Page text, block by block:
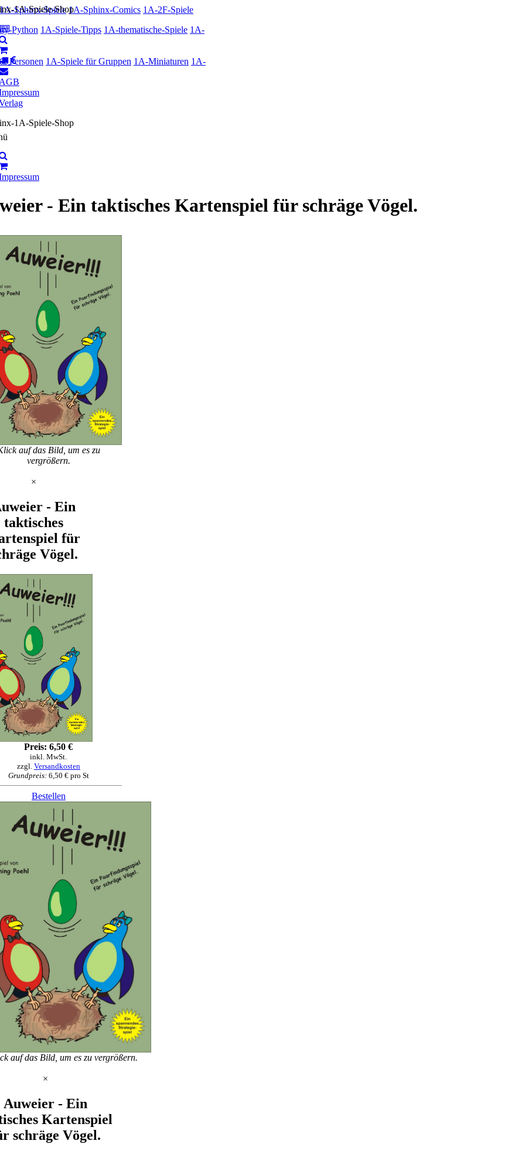
1A-Sphinx-Spiele 1A-Sphinx-Comics 1A-2F-Spiele
Python 1A-Spiele-Tipps 1A-thematische-Spiele 1A-
Personen 1A-Spiele für Gruppen 1A-Miniaturen 1A-
- Ein taktisches Kartenspiel für schräge Vögel.
auf das Bild, um es zu
vergrößern.
×
- Ein
taktisches
für
Vögel.
Preis: 6,50 €
inkl. MwSt.
zzgl. Versandkosten
Grundpreis: 6,50 € pro St
Bestellen
auf das Bild, um es zu vergrößern.
×
Auweier - Ein
Kartenspiel
schräge Vögel.